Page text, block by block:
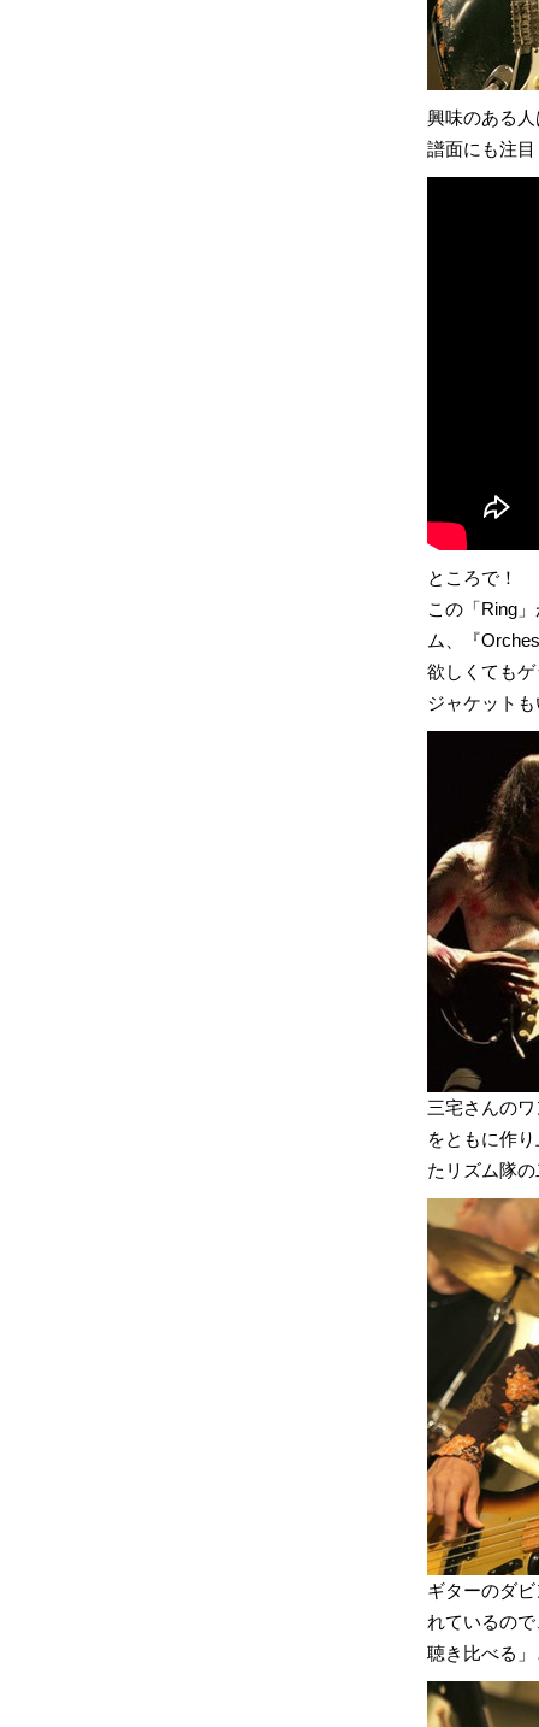
興味のある
譜面にも注目
ところで！
この「Ring
ム、『
欲しくても
ジャケット
三宅さんの
をともに作
たリズム隊
ギターのダ
れているの
聴き比べる